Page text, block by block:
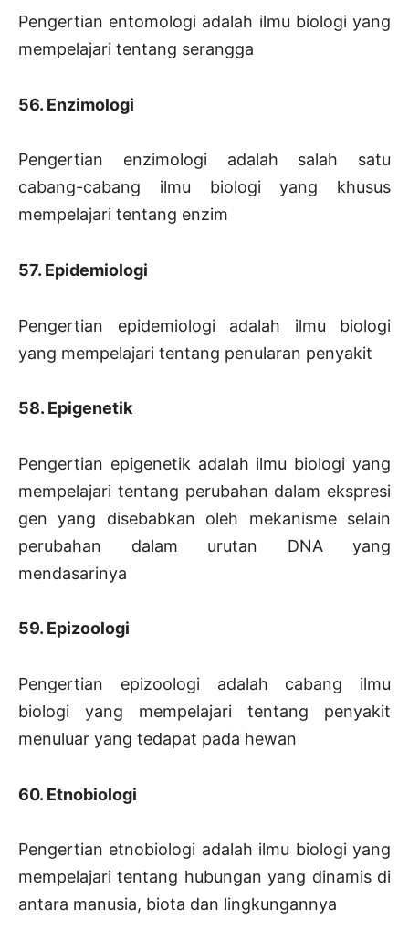
Pengertian entomologi adalah ilmu biologi yang
mempelajari tentang serangga
56. Enzimologi
Pengertian enzimologi adalah salah satu
cabang-cabang ilmu biologi yang khusus
mempelajari tentang enzim
57. Epidemiologi
Pengertian epidemiologi adalah ilmu biologi
yang mempelajari tentang penularan penyakit
58. Epigenetik
Pengertian epigenetik adalah ilmu biologi yang
mempelajari tentang perubahan dalam ekspresi
gen yang disebabkan oleh mekanisme selain
perubahan dalam urutan DNA yang
mendasarinya
59. Epizoologi
Pengertian epizoologi adalah cabang ilmu
biologi yang mempelajari tentang penyakit
menuluar yang tedapat pada hewan
60. Etnobiologi
Pengertian etnobiologi adalah ilmu biologi yang
mempelajari tentang hubungan yang dinamis di
antara manusia, biota dan lingkungannya